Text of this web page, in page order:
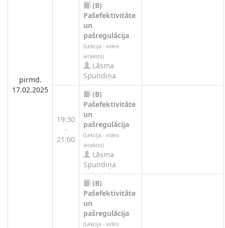
pirmd.
17.02.2025
(B)
Pašefektivitāte
un
pašregulācija
(Lekcija - video
ieraksts)
Lāsma
Spundiņa
19:30
-
21:00
(B)
Pašefektivitāte
un
pašregulācija
(Lekcija - video
ieraksts)
Lāsma
Spundiņa
(B)
Pašefektivitāte
un
pašregulācija
(Lekcija - video